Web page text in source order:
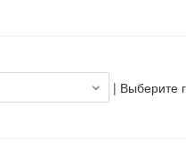
| Выберите